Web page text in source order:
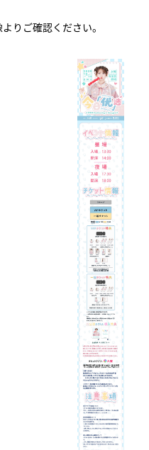
りご確認ください。